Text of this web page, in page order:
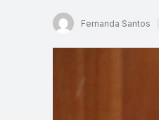
Fernanda Santos